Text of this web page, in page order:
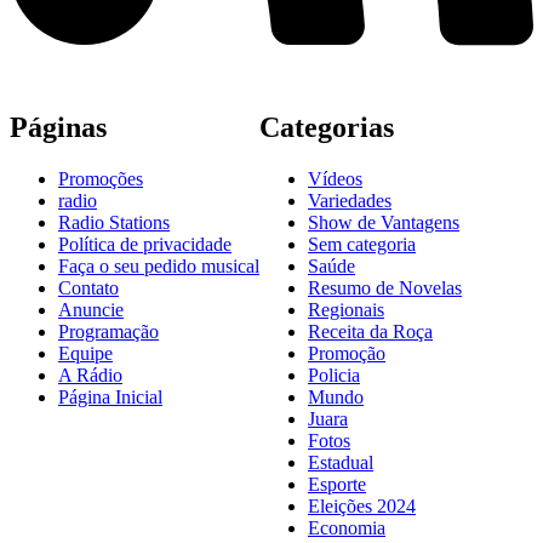
Páginas
Promoções
radio
Radio Stations
Política de privacidade
Faça o seu pedido musical
Contato
Anuncie
Programação
Equipe
A Rádio
Página Inicial
Categorias
Vídeos
Variedades
Show de Vantagens
Sem categoria
Saúde
Resumo de Novelas
Regionais
Receita da Roça
Promoção
Policia
Mundo
Juara
Fotos
Estadual
Esporte
Eleições 2024
Economia